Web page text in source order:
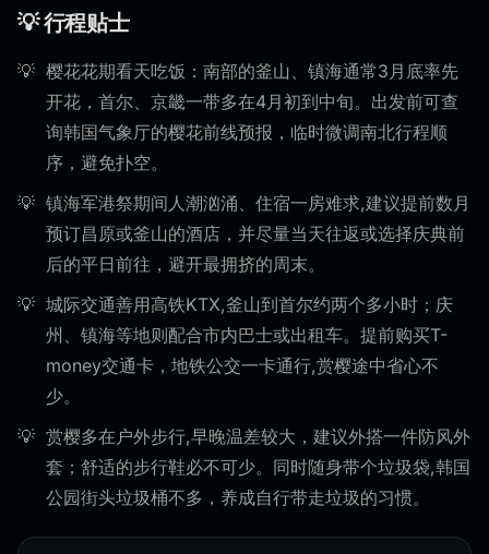
💡 行程贴士
樱花花期看天吃饭：南部的釜山、镇海通常3月底率先
开花，首尔、京畿一带多在4月初到中旬。出发前可查
询韩国气象厅的樱花前线预报，临时微调南北行程顺
序，避免扑空。
镇海军港祭期间人潮汹涌、住宿一房难求,建议提前数月
预订昌原或釜山的酒店，并尽量当天往返或选择庆典前
后的平日前往，避开最拥挤的周末。
城际交通善用高铁KTX,釜山到首尔约两个多小时；庆
州、镇海等地则配合市内巴士或出租车。提前购买T-
money交通卡，地铁公交一卡通行,赏樱途中省心不
少。
赏樱多在户外步行,早晚温差较大，建议外搭一件防风外
套；舒适的步行鞋必不可少。同时随身带个垃圾袋,韩国
公园街头垃圾桶不多，养成自行带走垃圾的习惯。